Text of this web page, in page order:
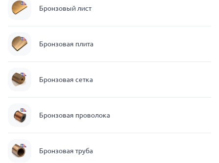
Бронзовый лист
Бронзовая плита
Бронзовая сетка
Бронзовая проволока
Бронзовая труба